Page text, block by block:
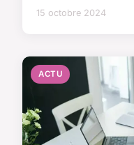
15 octobre 2024
ACTU